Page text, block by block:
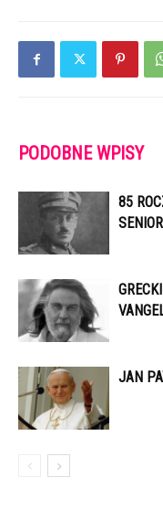
PODOBNE WPISY
85
JAN